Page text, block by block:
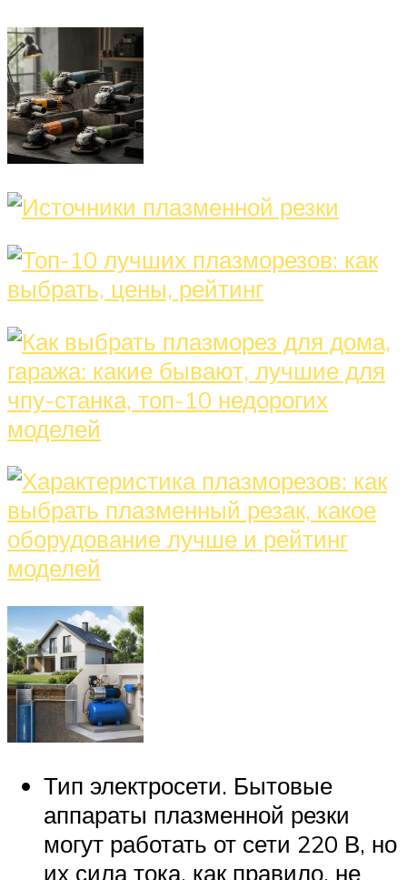
Тип электросети. Бытовые
аппараты плазменной резки
могут работать от сети 220 В, но
их сила тока, как правило, не